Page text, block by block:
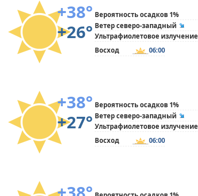
+38°
+26°
Вероятность осадков 1%
Ветер северо-западный
Ультрафиолетовое излучение
Восход
06:00
+38°
+27°
Вероятность осадков 1%
Ветер северо-западный
Ультрафиолетовое излучение
Восход
06:00